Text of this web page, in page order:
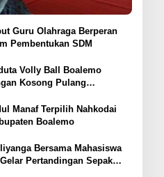
Guru Olahraga Berperan
Pembentukan SDM
Volly Ball Boalemo
Kosong Pulang
Manaf Terpilih Nahkodai
Boalemo
Bersama Mahasiswa
Pertandingan Sepak